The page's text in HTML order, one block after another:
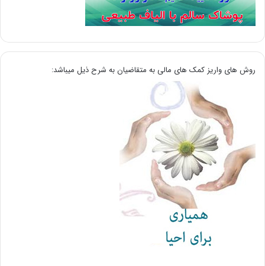
روش های واریز کمک های مالی به متقاضیان به شرح ذیل میباشد: